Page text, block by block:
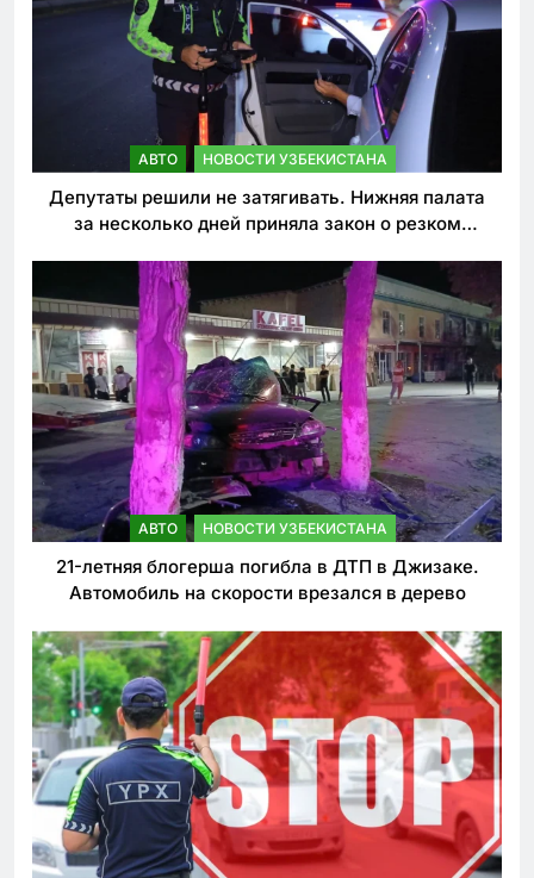
АВТО НОВОСТИ УЗБЕКИСТАНА
Депутаты решили не затягивать. Нижняя палата
за несколько дней приняла закон о резком
АВТО НОВОСТИ УЗБЕКИСТАНА
21-летняя блогерша погибла в ДТП в Джизаке.
Автомобиль на скорости врезался в дерево